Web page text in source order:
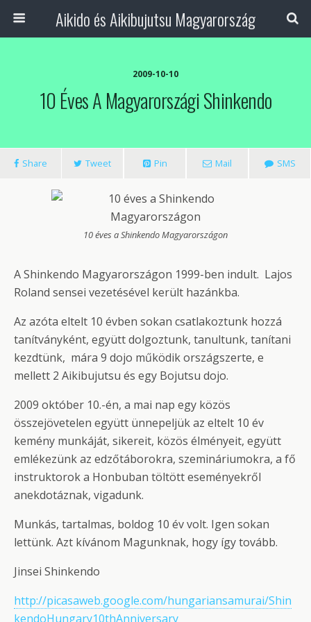
Aikido és Aikibujutsu Magyarország
2009-10-10
10 Éves A Magyarországi Shinkendo
Share Tweet Pin Mail SMS
10 éves a Shinkendo Magyarországon
A Shinkendo Magyarországon 1999-ben indult. Lajos
Roland sensei vezetésével került hazánkba.
Az azóta eltelt 10 évben sokan csatlakoztunk hozzá
tanítványként, együtt dolgoztunk, tanultunk, tanítani
kezdtünk, mára 9 dojo működik országszerte, e
mellett 2 Aikibujutsu és egy Bojutsu dojo.
2009 október 10.-én, a mai nap egy közös
összejövetelen együtt ünnepeljük az eltelt 10 év
kemény munkáját, sikereit, közös élményeit, együtt
emlékezünk az edzőtáborokra, szemináriumokra, a fő
instruktorok a Honbuban töltött eseményekről
anekdotáznak, vigadunk.
Munkás, tartalmas, boldog 10 év volt. Igen sokan
lettünk. Azt kívánom Magunknak, hogy így tovább.
Jinsei Shinkendo
http://picasaweb.google.com/hungariansamurai/Shin
kendoHungary10thAnniversary